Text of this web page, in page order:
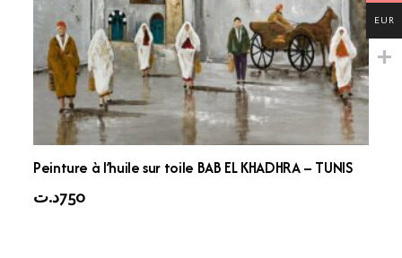
Peinture à l’huile sur toile BAB EL KHADHRA – TUNIS
750د.ت
EUR